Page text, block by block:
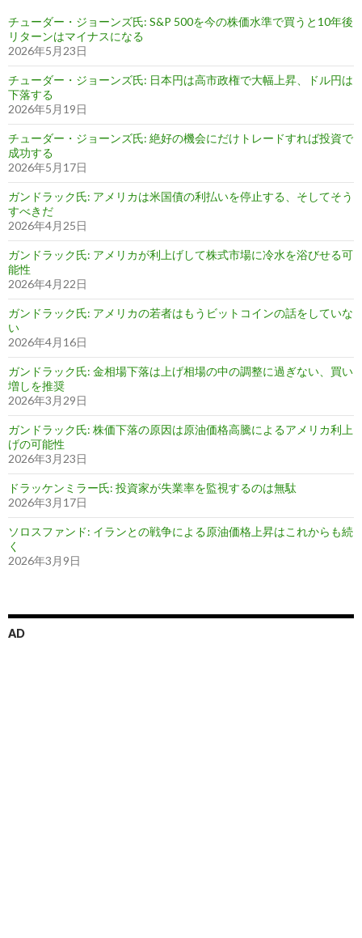
チューダー・ジョーンズ氏: S&P 500を今の株価水準で買うと10年後
リターンはマイナスになる
2026年5月23日
チューダー・ジョーンズ氏: 日本円は高市政権で大幅上昇、ドル円は
下落する
2026年5月19日
チューダー・ジョーンズ氏: 絶好の機会にだけトレードすれば投資で
成功する
2026年5月17日
ガンドラック氏: アメリカは米国債の利払いを停止する、そしてそう
すべきだ
2026年4月25日
ガンドラック氏: アメリカが利上げして株式市場に冷水を浴びせる可
能性
2026年4月22日
ガンドラック氏: アメリカの若者はもうビットコインの話をしていな
い
2026年4月16日
ガンドラック氏: 金相場下落は上げ相場の中の調整に過ぎない、買い
増しを推奨
2026年3月29日
ガンドラック氏: 株価下落の原因は原油価格高騰によるアメリカ利上
げの可能性
2026年3月23日
ドラッケンミラー氏: 投資家が失業率を監視するのは無駄
2026年3月17日
ソロスファンド: イランとの戦争による原油価格上昇はこれからも続
く
2026年3月9日
AD